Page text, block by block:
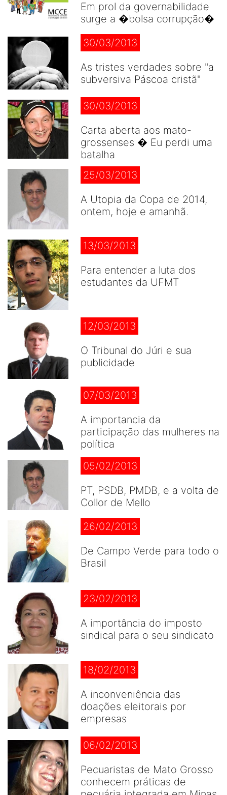
Em prol da governabilidade
surge a �bolsa corrupção�
30/03/2013
As tristes verdades sobre "a
subversiva Páscoa cristã"
30/03/2013
Carta aberta aos mato-
grossenses � Eu perdi uma
batalha
25/03/2013
A Utopia da Copa de 2014,
ontem, hoje e amanhã.
13/03/2013
Para entender a luta dos
estudantes da UFMT
12/03/2013
O Tribunal do Júri e sua
publicidade
07/03/2013
A importancia da
participação das mulheres na
política
05/02/2013
PT, PSDB, PMDB, e a volta de
Collor de Mello
26/02/2013
De Campo Verde para todo o
Brasil
23/02/2013
A importância do imposto
sindical para o seu sindicato
18/02/2013
A inconveniência das
doações eleitorais por
empresas
06/02/2013
Pecuaristas de Mato Grosso
conhecem práticas de